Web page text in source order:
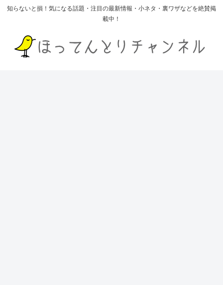
知らないと損！気になる話題・注目の最新情報・小ネタ・裏ワザなどを絶賛掲
載中！